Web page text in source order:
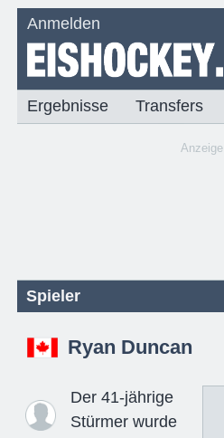
Anmelden
Ergebnisse Transfers
Anzeige
Spieler
Ryan Duncan
Der 41-jährige
Stürmer wurde